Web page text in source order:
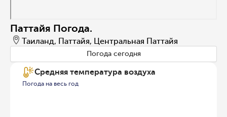
Паттайя Погода.
Таиланд, Паттайя, Центральная Паттайя
Погода сегодня
Средняя температура воздуха
Погода на весь год